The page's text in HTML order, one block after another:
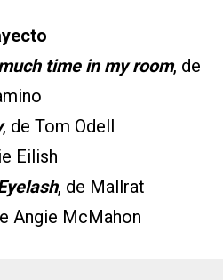
time in my room, de
, de Tom Odell
Eilish
, de Mallrat
Angie McMahon